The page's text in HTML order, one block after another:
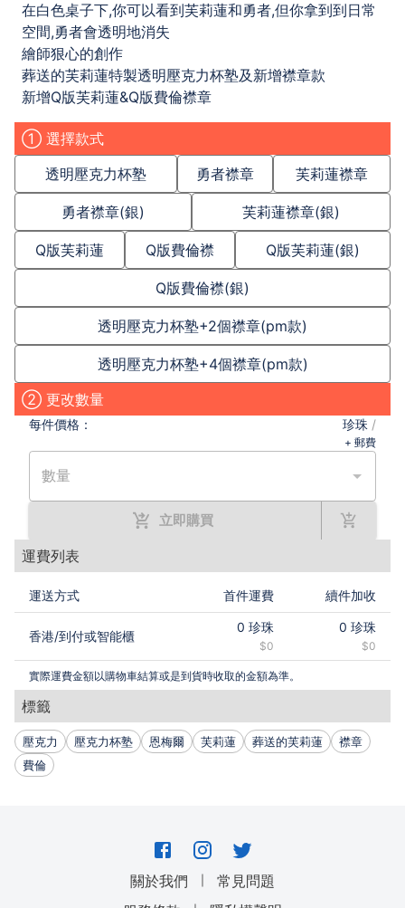
在白色桌子下,你可以看到芙莉蓮和勇者,但你拿到到日常
空間,勇者會透明地消失
繪師狠心的創作
葬送的芙莉蓮特製透明壓克力杯塾及新增襟章款
新增Q版芙莉蓮&Q版費倫襟章
① 選擇款式
透明壓克力杯塾
勇者襟章 芙莉蓮襟章
勇者襟章(銀) 芙莉蓮襟章(銀)
Q版芙莉蓮 Q版費倫襟 Q版芙莉蓮(銀)
Q版費倫襟(銀)
透明壓克力杯塾+2個襟章(pm款)
透明壓克力杯塾+4個襟章(pm款)
② 更改數量
每件價格： 珍珠 /
+ 郵費
數量
立即購買
運費列表
運送方式 首件運費 續件加收
香港/到付或智能櫃
0 珍珠
$0
0 珍珠
$0
實際運費金額以購物車結算或是到貨時收取的金額為準。
標籤
壓克力 壓克力杯塾 恩梅爾 芙莉蓮 葬送的芙莉蓮
襟章
費倫
關於我們 ｜
常見問題